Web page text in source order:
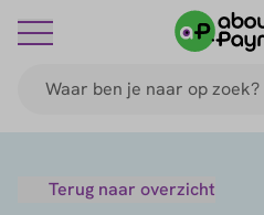
Terug naar overzicht